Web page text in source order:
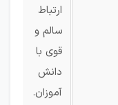
ارتباط
سالم و
قوی با
دانش
آموزان.